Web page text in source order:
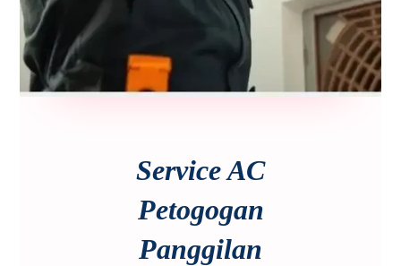
Service AC
Petogogan
Panggilan